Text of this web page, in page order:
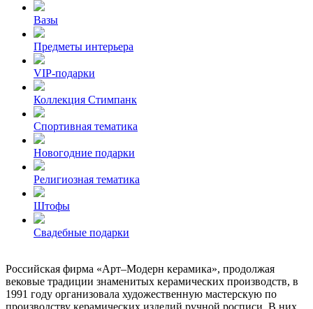
Вазы
Предметы интерьера
VIP-подарки
Коллекция Стимпанк
Спортивная тематика
Новогодние подарки
Религиозная тематика
Штофы
Свадебные подарки
Российская фирма «Арт–Модерн керамика», продолжая
вековые традиции знаменитых керамических производств, в
1991 году организовала художественную мастерскую по
производству керамических изделий ручной росписи. В них